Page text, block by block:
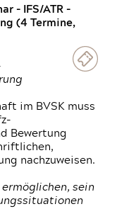
- IFS/ATR -
(4 Termine,
im BVSK muss
Bewertung
nachzuweisen.
ermöglichen, sein